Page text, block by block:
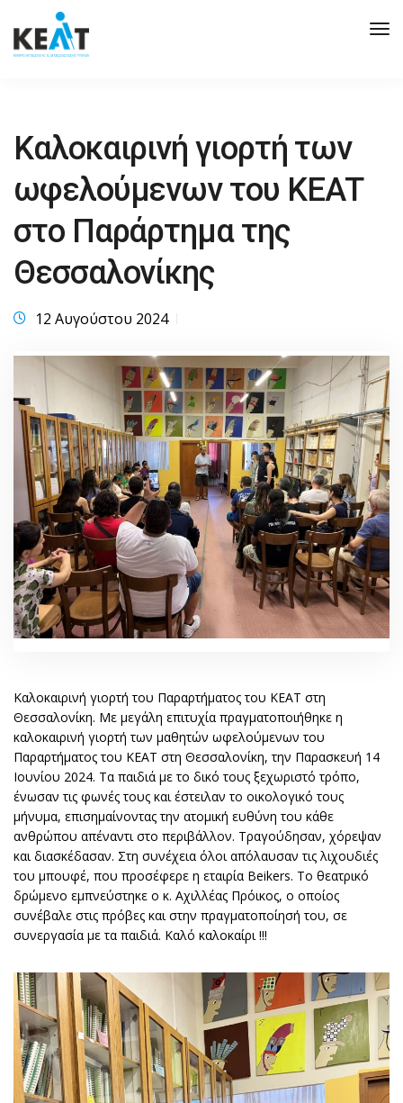
Καλοκαιρινή γιορτή των
ωφελούμενων του ΚΕΑΤ
στο Παράρτημα της
Θεσσαλονίκης
12 Αυγούστου 2024
Καλοκαιρινή γιορτή του Παραρτήματος του ΚΕΑΤ στη
Θεσσαλονίκη. Με μεγάλη επιτυχία πραγματοποιήθηκε η
καλοκαιρινή γιορτή των μαθητών ωφελούμενων του
Παραρτήματος του ΚΕΑΤ στη Θεσσαλονίκη, την Παρασκευή 14
Ιουνίου 2024. Τα παιδιά με το δικό τους ξεχωριστό τρόπο,
ένωσαν τις φωνές τους και έστειλαν το οικολογικό τους
μήνυμα, επισημαίνοντας την ατομική ευθύνη του κάθε
ανθρώπου απέναντι στο περιβάλλον. Τραγούδησαν, χόρεψαν
και διασκέδασαν. Στη συνέχεια όλοι απόλαυσαν τις λιχουδιές
του μπουφέ, που προσέφερε η εταιρία Beikers. Το θεατρικό
δρώμενο εμπνεύστηκε ο κ. Αχιλλέας Πρόικος, ο οποίος
συνέβαλε στις πρόβες και στην πραγματοποίησή του, σε
συνεργασία με τα παιδιά. Καλό καλοκαίρι !!!